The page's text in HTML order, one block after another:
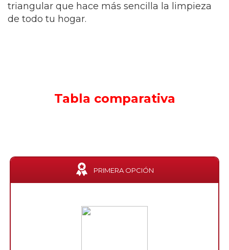
triangular que hace más sencilla la limpieza
de todo tu hogar.
Tabla comparativa
PRIMERA OPCIÓN